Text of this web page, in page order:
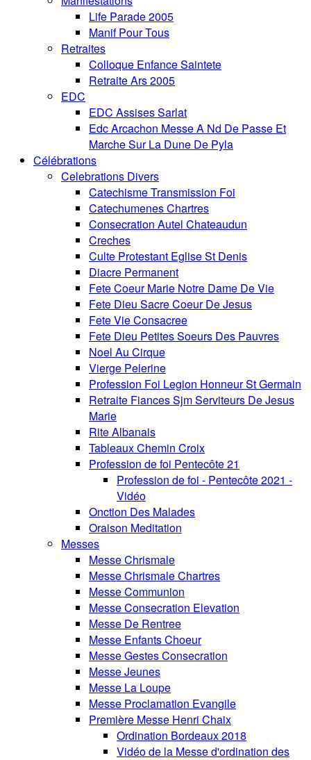
Life Parade 2005
Manif Pour Tous
Retraites
Colloque Enfance Saintete
Retraite Ars 2005
EDC
EDC Assises Sarlat
Edc Arcachon Messe A Nd De Passe Et
Marche Sur La Dune De Pyla
Célébrations
Celebrations Divers
Catechisme Transmission Foi
Catechumenes Chartres
Consecration Autel Chateaudun
Creches
Culte Protestant Eglise St Denis
Diacre Permanent
Fete Coeur Marie Notre Dame De Vie
Fete Dieu Sacre Coeur De Jesus
Fete Vie Consacree
Fete Dieu Petites Soeurs Des Pauvres
Noel Au Cirque
Vierge Pelerine
Profession Foi Legion Honneur St Germain
Retraite Fiances Sjm Serviteurs De Jesus
Marie
Rite Albanais
Tableaux Chemin Croix
Profession de foi Pentecôte 21
Profession de foi - Pentecôte 2021 -
Vidéo
Onction Des Malades
Oraison Meditation
Messes
Messe Chrismale
Messe Chrismale Chartres
Messe Communion
Messe Consecration Elevation
Messe De Rentree
Messe Enfants Choeur
Messe Gestes Consecration
Messe Jeunes
Messe La Loupe
Messe Proclamation Evangile
Première Messe Henri Chaix
Ordination Bordeaux 2018
Vidéo de la Messe d'ordination des